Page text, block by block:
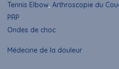
Tennis Elbow, Arthroscopie du
PRP
Ondes de choc
Médecine de la douleur